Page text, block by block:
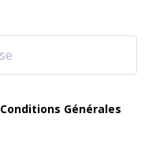
Conditions Générales